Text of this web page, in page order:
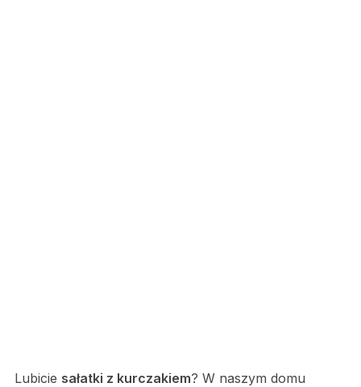
Lubicie sałatki z kurczakiem? W naszym domu